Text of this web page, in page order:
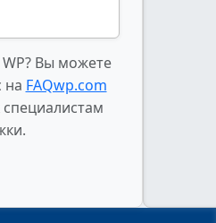
Вы можете
на FAQwp.com